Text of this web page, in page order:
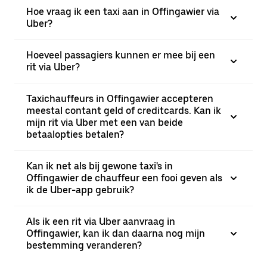
Hoe vraag ik een taxi aan in Offingawier via
Uber?
Hoeveel passagiers kunnen er mee bij een
rit via Uber?
Taxichauffeurs in Offingawier accepteren
meestal contant geld of creditcards. Kan ik
mijn rit via Uber met een van beide
betaalopties betalen?
Kan ik net als bij gewone taxi's in
Offingawier de chauffeur een fooi geven als
ik de Uber-app gebruik?
Als ik een rit via Uber aanvraag in
Offingawier, kan ik dan daarna nog mijn
bestemming veranderen?